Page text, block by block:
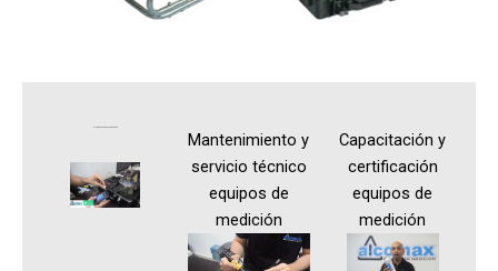
Mantenimiento y
servicio técnico
equipos de
medición
Capacitación y
certificación
equipos de
medición